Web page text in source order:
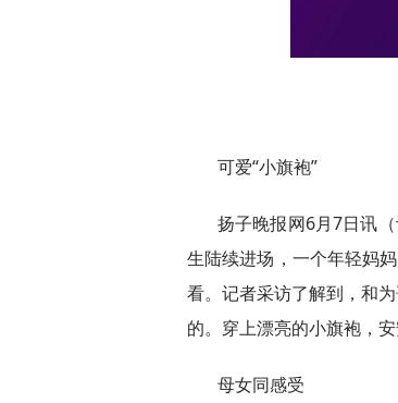
可爱“小旗袍”
扬子晚报网6月7日讯
生陆续进场，一个年轻妈
看。记者采访了解到，和
的。穿上漂亮的小旗袍，
母女同感受